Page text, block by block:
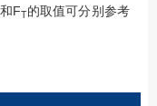
和FT的取值可分别参考